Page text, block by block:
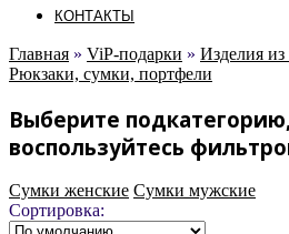
КОНТАКТЫ
Главная » ViP-подарки » Изделия
Рюкзаки, сумки, портфели
Выберите
воспользуйтесь
Сумки женские Сумки мужские
Сортировка: